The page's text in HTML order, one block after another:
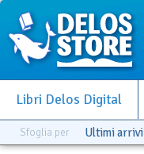
Libri Delos Digital
Sfoglia per Ultimi arrivi